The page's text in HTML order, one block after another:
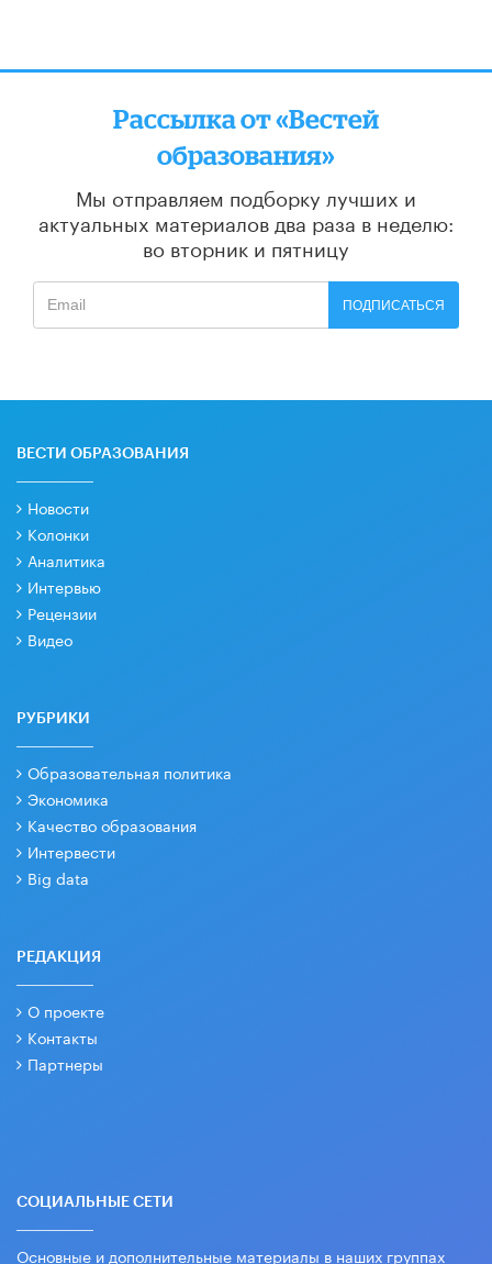
Рассылка от «Вестей
образования»
Мы отправляем подборку лучших и
актуальных материалов два раза в неделю:
во вторник и пятницу
ПОДПИСАТЬСЯ
ВЕСТИ ОБРАЗОВАНИЯ
Новости
Колонки
Аналитика
Интервью
Рецензии
Видео
РУБРИКИ
Образовательная политика
Экономика
Качество образования
Интервести
Big data
РЕДАКЦИЯ
О проекте
Контакты
Партнеры
СОЦИАЛЬНЫЕ СЕТИ
Основные и дополнительные материалы в наших группах